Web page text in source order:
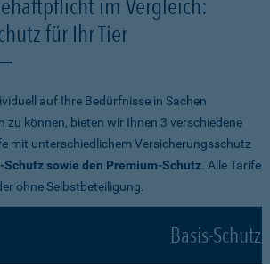
im Vergleich:
für Ihr Tier
auf Ihre Bedürfnisse in Sachen
zu können, bieten wir Ihnen 3 verschiedene
mit unterschiedlichem Versicherungsschutz
Schutz sowie den Premium-Schutz. Alle Tarife
ohne Selbstbeteiligung.
Basis-Schutz